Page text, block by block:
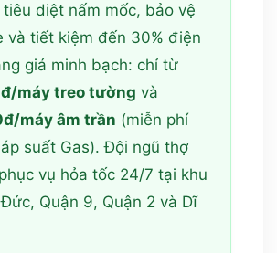
tiêu diệt nấm mốc, bảo vệ
và tiết kiệm đến 30% điện
giá minh bạch: chỉ từ
máy treo tường và
máy âm trần (miễn phí
suất Gas). Đội ngũ thợ
vụ hỏa tốc 24/7 tại khu
Quận 9, Quận 2 và Dĩ